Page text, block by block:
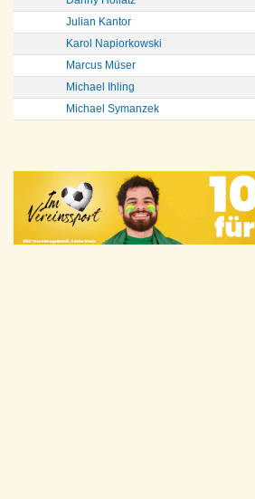
Julian Kantor
Karol Napiorkowski
Marcus Müser
Michael Ihling
Michael Symanzek